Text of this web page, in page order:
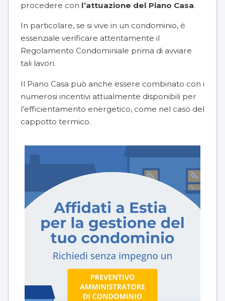
procedere con l’attuazione del Piano Casa.
In particolare, se si vive in un condominio, è
essenziale verificare attentamente il
Regolamento Condominiale prima di avviare
tali lavori.
Il Piano Casa può anche essere combinato con i
numerosi incentivi attualmente disponibili per
l’efficientamento energetico, come nel caso del
cappotto termico.